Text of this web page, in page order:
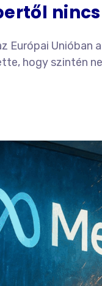
Európai Unióban
hogy szintén